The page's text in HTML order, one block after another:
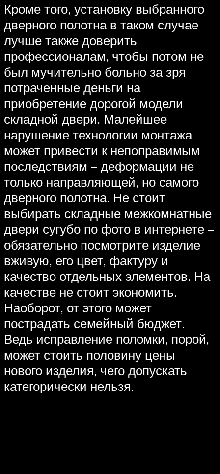
Кроме того, установку выбранного
дверного полотна в таком случае
лучше также доверить
профессионалам, чтобы потом не
был мучительно больно за зря
потраченные деньги на
приобретение дорогой модели
складной двери. Малейшее
нарушение технологии монтажа
может привести к непоправимым
последствиям – деформации не
только направляющей, но самого
дверного полотна. Не стоит
выбирать складные межкомнатные
двери сугубо по фото в интернете –
обязательно посмотрите изделие
вживую, его цвет, фактуру и
качество отдельных элементов. На
качестве не стоит экономить.
Наоборот, от этого может
пострадать семейный бюджет.
Ведь исправление поломки, порой,
может стоить половину цены
нового изделия, чего допускать
категорически нельзя.